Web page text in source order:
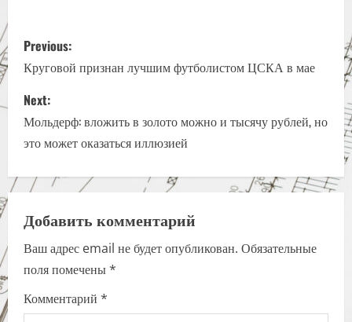
P
o
s
t
n
a
v
i
g
Previous:
Круговой признан лучшим футболистом ЦСКА в мае
Next:
Мольдерф: вложить в золото можно и тысячу рублей, но
это может оказаться иллюзией
Добавить комментарий
Ваш адрес email не будет опубликован. Обязательные
поля помечены*
Комментарий *